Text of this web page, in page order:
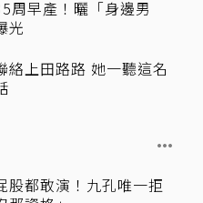
周早產！曬「身邊男
光
絡上田路路 她一聽這名
股都敢演！九孔唯一拒